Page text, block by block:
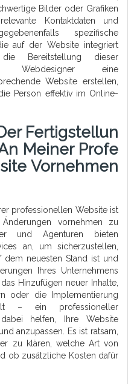
Bilder oder Grafiken
Kontaktdaten und
spezifische
auf der Website integriert
Bereitstellung dieser
Webdesigner eine
Website erstellen,
Person effektiv im Online-
Fertigstellun
Meiner Profe
Vornehmen
professionellen Website ist
vornehmen zu
und Agenturen bieten
an, um sicherzustellen,
neuesten Stand ist und
Ihres Unternehmens
Hinzufügen neuer Inhalte,
oder die Implementierung
– ein professioneller
helfen, Ihre Website
anzupassen. Es ist ratsam,
zu klären, welche Art von
ob zusätzliche Kosten dafür